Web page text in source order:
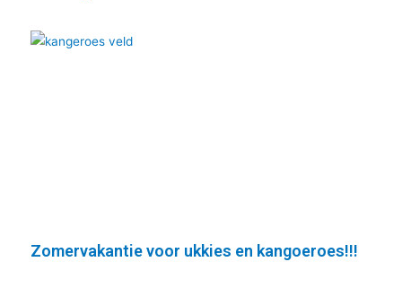
Zomervakantie voor ukkies en kangoeroes!!!